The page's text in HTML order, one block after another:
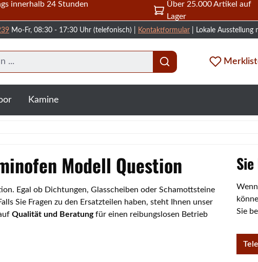
innerhalb 24 Stunden
Über 25.000 Artikel auf
Lager
Mo-Fr, 08:30 - 17:30 Uhr (telefonisch) | Kontaktformular | Lokale Ausstellung
Kamine
Modell Question
Egal ob Dichtungen, Glasscheiben oder Schamottsteine
Sie Fragen zu den Ersatzteilen haben, steht Ihnen unser
Qualität und Beratungfür einen reibungslosen Betrieb
Sie